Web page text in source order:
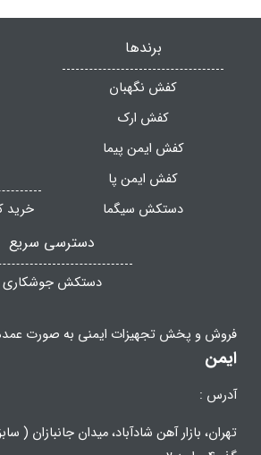
برندها
کفش نگهبان
کفش ارک
کفش ایمن پیما
کفش ایمن پا
دستکش سیگما
خرید
دسترسی سریع
دستکش جوشکاری
فروش و پخش تجهیزات ایمنی به صورت
ایمن
آدرس :
تهران، بازار آهن شادآباد، میدان جانبازان (